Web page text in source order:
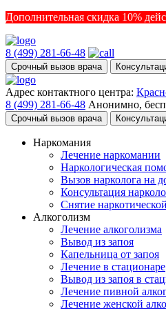
Дополнительная скидка 10%
8 (499) 281-66-48
Срочный вызов врача
Адрес контактного центра:
8 (499) 281-66-48 Анонимно,
Срочный вызов врача
Наркомания
Лечение наркомании
Наркологическая
Вызов нарколога на
Консультация
Снятие
Алкоголизм
Лечение алкоголизма
Вывод из запоя
Капельница от запоя
Лечение в стационаре
Вывод из запоя в
Лечение пивной
Лечение женской